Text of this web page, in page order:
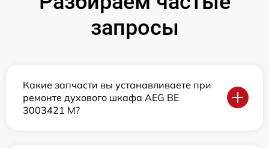
запросы
Какие запчасти вы устанавливаете при
ремонте духового шкафа AEG BE
3003421 M?